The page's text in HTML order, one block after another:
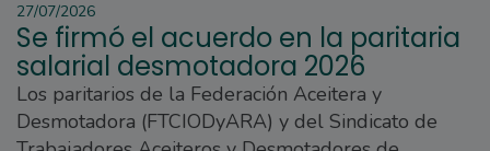
27/07/2026
Se firmó el acuerdo en la paritaria
salarial desmotadora 2026
Los paritarios de la Federación Aceitera y
Desmotadora (FTCIODyARA) y del Sindicato de